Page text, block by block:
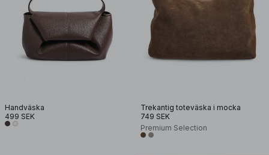
Handväska
499 SEK
Trekantig toteväska i mocka
749 SEK
Premium Selection